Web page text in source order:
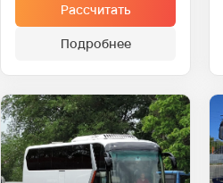
Рассчитать
Подробнее